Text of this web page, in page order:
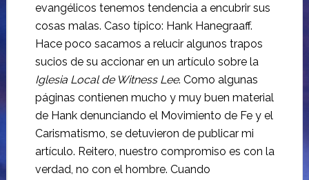
evangélicos tenemos tendencia a encubrir sus
cosas malas. Caso típico: Hank Hanegraaff.
Hace poco sacamos a relucir algunos trapos
sucios de su accionar en un artículo sobre la
Iglesia Local de Witness Lee. Como algunas
páginas contienen mucho y muy buen material
de Hank denunciando el Movimiento de Fe y el
Carismatismo, se detuvieron de publicar mi
artículo. Reitero, nuestro compromiso es con la
verdad, no con el hombre. Cuando